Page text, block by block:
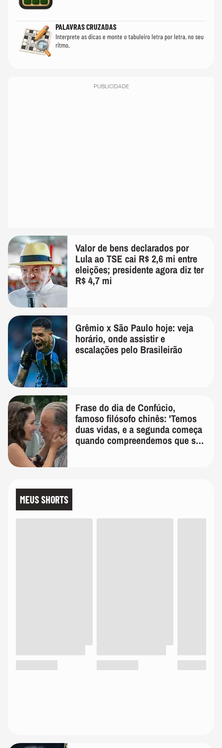
PALAVRAS CRUZADAS
Interprete as dicas e monte o tabuleiro letra por letra, no seu
ritmo.
PUBLICIDADE
Valor de bens declarados por
Lula ao TSE cai R$ 2,6 mi entre
eleições; presidente agora diz ter
R$ 4,7 mi
Grêmio x São Paulo hoje: veja
horário, onde assistir e
escalações pelo Brasileirão
Frase do dia de Confúcio,
famoso filósofo chinês: 'Temos
duas vidas, e a segunda começa
quando compreendemos que só
MEUS SHORTS